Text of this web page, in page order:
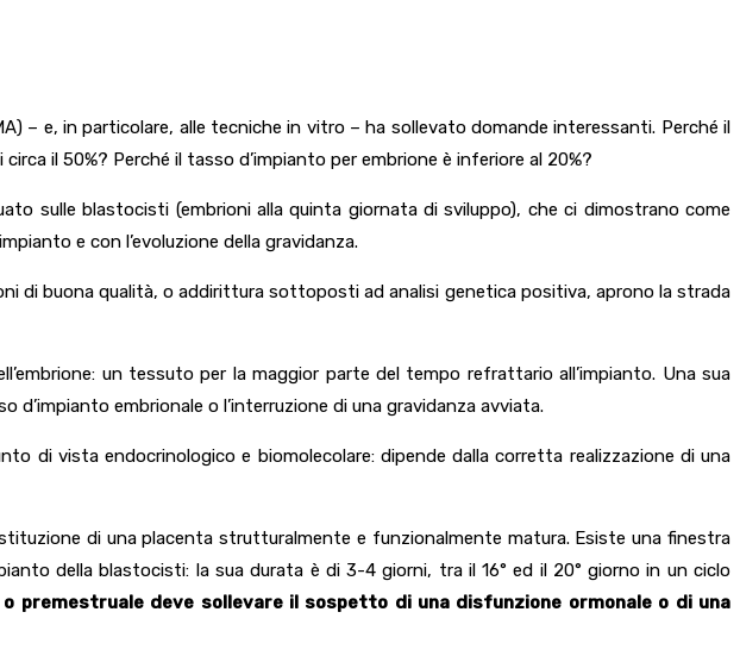
– e, in particolare, alle tecniche in vitro – ha sollevato domande interessanti. Perché il
il 50%? Perché il tasso d’impianto per embrione è inferiore al 20%?
sulle blastocisti (embrioni alla quinta giornata di sviluppo), che ci dimostrano come
e con l’evoluzione della gravidanza.
buona qualità, o addirittura sottoposti ad analisi genetica positiva, aprono la strada
un tessuto per la maggior parte del tempo refrattario all’impianto. Una sua
embrionale o l’interruzione di una gravidanza avviata.
di vista endocrinologico e biomolecolare: dipende dalla corretta realizzazione di una
di una placenta strutturalmente e funzionalmente matura. Esiste una finestra
della blastocisti: la sua durata è di 3-4 giorni, tra il 16° ed il 20° giorno in un ciclo
deve sollevare il sospetto di una disfunzione ormonale o di una